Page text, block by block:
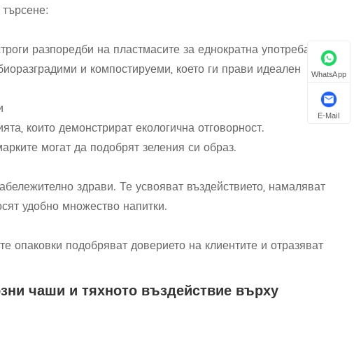
разпоредби на пластмасите за еднократна употреба.
и компостируеми, което ги прави идеален
които демонстрират екологична отговорност.
могат да подобрят зеления си образ.
здрави. Те усвояват въздействието, намаляват
удобно множество напитки.
опаковки подобряват доверието на клиентите и отразяват
чаши и тяхното въздействие върху
WhatsApp
E-Mail